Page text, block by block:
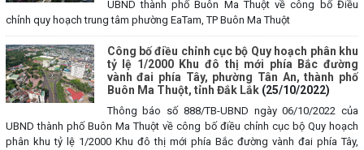
UBND thành phố Buôn Ma Thuột về công bố Điều
chỉnh quy hoạch trung tâm phường EaTam, TP Buôn Ma Thuột
Công bố điều chỉnh cục bộ Quy hoạch phân khu
tỷ lệ 1/2000 Khu đô thị mới phía Bắc đường
vành đai phía Tây, phường Tân An, thành phố
Buôn Ma Thuột, tỉnh Đắk Lắk (25/10/2022)
Thông báo số 888/TB-UBND ngày 06/10/2022 của
UBND thành phố Buôn Ma Thuột về công bố điều chỉnh cục bộ Quy hoạch
phân khu tỷ lệ 1/2000 Khu đô thị mới phía Bắc đường vành đai phía Tây,